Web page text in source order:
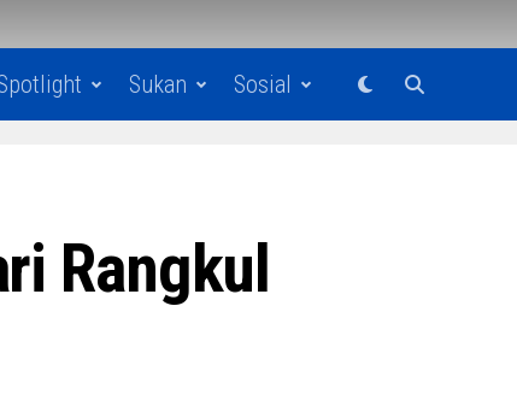
Sukan Sosial
Rangkul